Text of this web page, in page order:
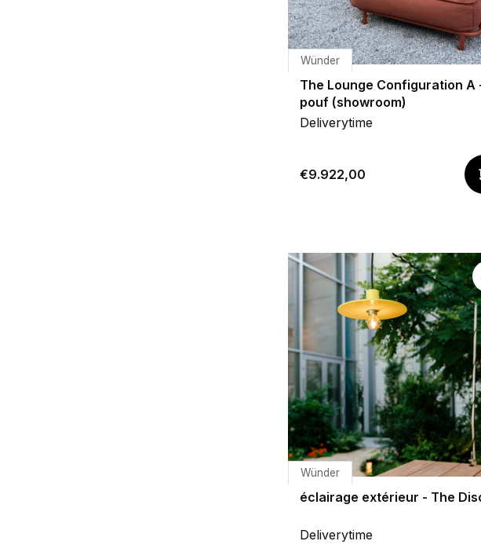
Wünder
The Lounge Configuration A
pouf (showroom)
Deliverytime
€9.922,00
Wünder
éclairage extérieur - The
Deliverytime